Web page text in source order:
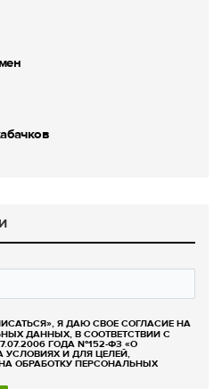
Я ДАЮ СВОЕ СОГЛАСИЕ НА
ДАННЫХ, В СООТВЕТСТВИИ С
ГОДА №152-ФЗ «О
И ДЛЯ ЦЕЛЕЙ,
ОБРАБОТКУ ПЕРСОНАЛЬНЫХ